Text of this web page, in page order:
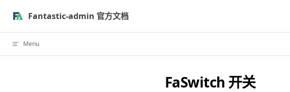
Skip to content
Fantastic-admin 官方文档
Menu
FaSwitch 开关